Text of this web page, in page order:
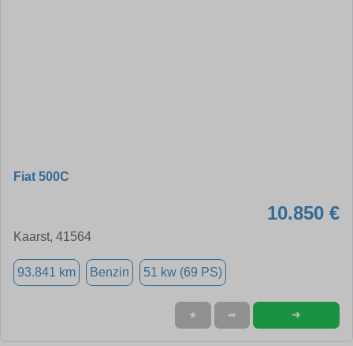
Fiat 500C
10.850 €
Kaarst, 41564
93.841 km Benzin 51 kw (69 PS)
★ ➦ ➜